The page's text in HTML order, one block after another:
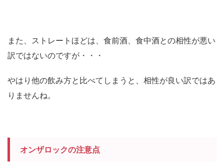
また、ストレートほどは、食前酒、食中酒との相性が悪い
訳ではないのですが・・・
やはり他の飲み方と比べてしまうと、相性が良い訳ではあ
りませんね。
オンザロックの注意点